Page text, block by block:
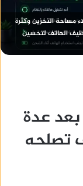
مساحة التخزين وكثرة
الهاتف لتحسين
بعد عدة
تصلحه